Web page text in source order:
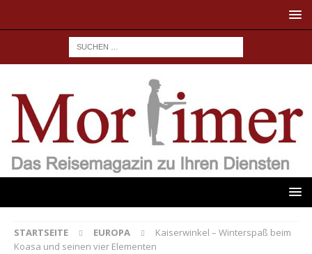
STARTSEITE EUROPA
Kaiserwinkel – Winterspaß beim
Koasa und seinen vier Elementen